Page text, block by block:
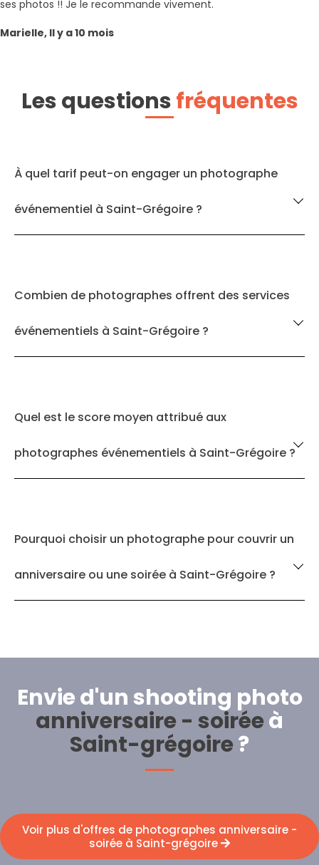
ses photos !! Je le recommande vivement.
Marielle, Il y a 10 mois
Les questionsfréquentes
À quel tarif peut-on engager un photographe
événementiel à Saint-Grégoire ?
Combien de photographes offrent des services
événementiels à Saint-Grégoire ?
Quel est le score moyen attribué aux
photographes événementiels à Saint-Grégoire ?
Pourquoi choisir un photographe pour couvrir un
anniversaire ou une soirée à Saint-Grégoire ?
Envie d'un shooting photo
anniversaire - soiréeà
Saint-grégoire?
Voir plus d'offres de photographes anniversaire -
soirée à Saint-grégoire